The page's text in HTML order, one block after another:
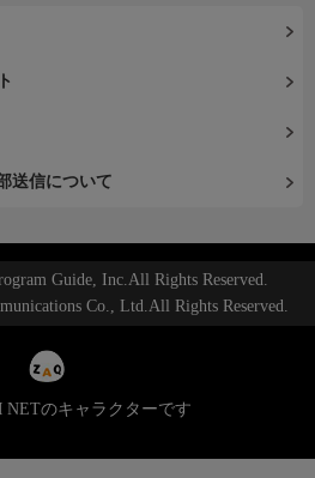
送信について
Guide, Inc.All Rights Reserved.
Co., Ltd.All Rights Reserved.
NETのキャラクターです